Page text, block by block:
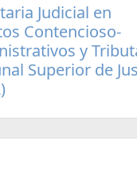
Judicial en
Contencioso-
y
Superior de